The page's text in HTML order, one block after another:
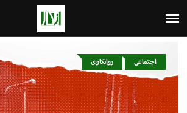
6th August 2026
اجتماعی روانکاوی